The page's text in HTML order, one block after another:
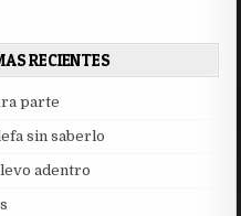
RECIENTES
parte
sin saberlo
adentro